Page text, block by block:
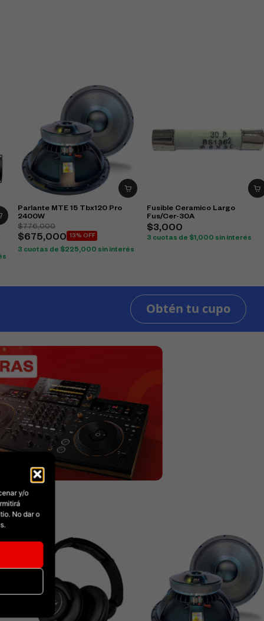
y/o
No dar o
Parlante MTE 15 Tbx120 Pro
2400W
$776,000
$675,000 13% OFF
3 cuotas de $225,000 sin interés
Fusible Ceramico Largo
Fus/Cer-30A
$3,000
3 cuotas de $1,000 sin interés